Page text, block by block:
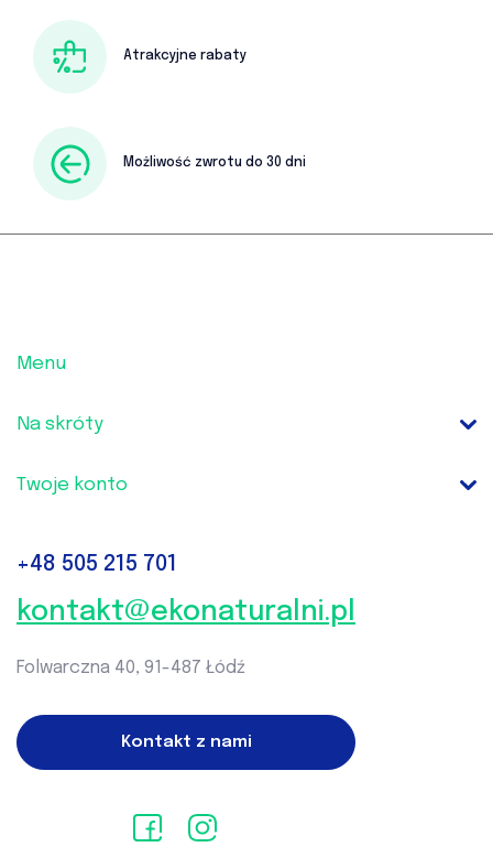
Atrakcyjne rabaty
Możliwość zwrotu do 30 dni
Menu
Na skróty
Twoje konto
+48 505 215 701‬
kontakt@ekonaturalni.pl
Folwarczna 40, 91-487 Łódź
Kontakt z nami